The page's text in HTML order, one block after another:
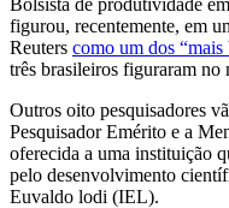
figurou, recentemente, em
Reuters como um dos
três brasileiros figuraram no
Outros oito pesquisadores
Pesquisador Emérito e a
oferecida a uma instituição
pelo desenvolvimento
Euvaldo lodi (IEL).